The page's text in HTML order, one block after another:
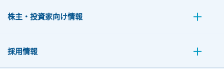
株主・投資家向け情報
採用情報